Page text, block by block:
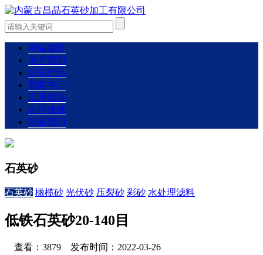
网站首页
关于我们
公司产品
新闻中心
应用领域
合作伙伴
联系我们
石英砂
石英砂 橄榄砂 光伏砂 压裂砂 彩砂 水处理滤料
低铁石英砂20-140目
查看：3879 发布时间：2022-03-26